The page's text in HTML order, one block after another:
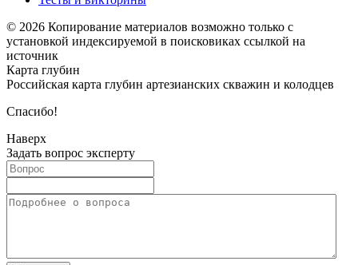
© 2026 Копирование материалов возможно только с
установкой индексируемой в поисковиках ссылкой на
источник
Карта глубин
Российская карта глубин артезианских скважин и колодцев
Спасибо!
Наверх
Задать вопрос эксперту